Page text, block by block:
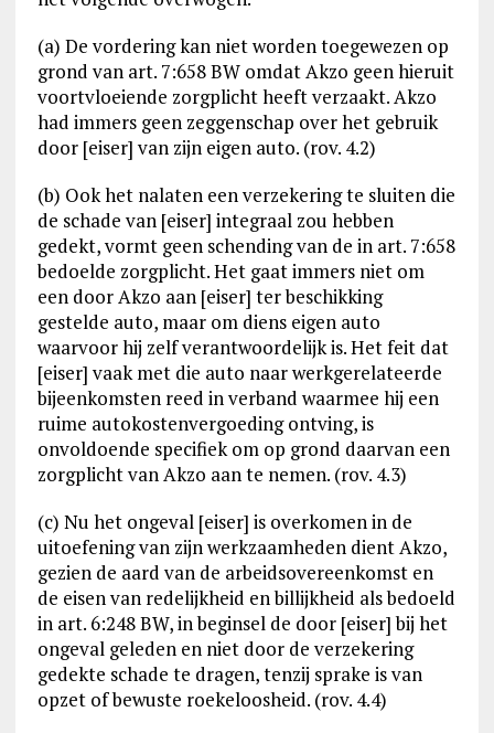
(a) De vordering kan niet worden toegewezen op
grond van art. 7:658 BW omdat Akzo geen hieruit
voortvloeiende zorgplicht heeft verzaakt. Akzo
had immers geen zeggenschap over het gebruik
door [eiser] van zijn eigen auto. (rov. 4.2)
(b) Ook het nalaten een verzekering te sluiten die
de schade van [eiser] integraal zou hebben
gedekt, vormt geen schending van de in art. 7:658
bedoelde zorgplicht. Het gaat immers niet om
een door Akzo aan [eiser] ter beschikking
gestelde auto, maar om diens eigen auto
waarvoor hij zelf verantwoordelijk is. Het feit dat
[eiser] vaak met die auto naar werkgerelateerde
bijeenkomsten reed in verband waarmee hij een
ruime autokostenvergoeding ontving, is
onvoldoende specifiek om op grond daarvan een
zorgplicht van Akzo aan te nemen. (rov. 4.3)
(c) Nu het ongeval [eiser] is overkomen in de
uitoefening van zijn werkzaamheden dient Akzo,
gezien de aard van de arbeidsovereenkomst en
de eisen van redelijkheid en billijkheid als bedoeld
in art. 6:248 BW, in beginsel de door [eiser] bij het
ongeval geleden en niet door de verzekering
gedekte schade te dragen, tenzij sprake is van
opzet of bewuste roekeloosheid. (rov. 4.4)